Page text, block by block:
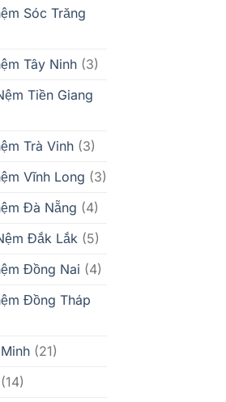
Sóc Trăng
Tây Ninh(3)
Tiền Giang
Trà Vinh(3)
Vĩnh Long (3)
Đà Nẵng (4)
Đắk Lắk (5)
Đồng Nai (4)
Đồng Tháp
(21)